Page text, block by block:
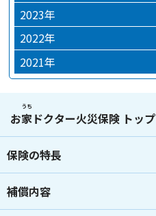
2024年12月
2024年03月
2024年02月
2023年
2023年12月
2023年10月
2023年07月
2023年06月
2023年05月
2022年
2022年12月
2022年07月
2022年06月
2022年04月
2021年
2021年08月
2021年04月
お家
うち
ドクター火災保険 トップ
保険の特長
補償内容